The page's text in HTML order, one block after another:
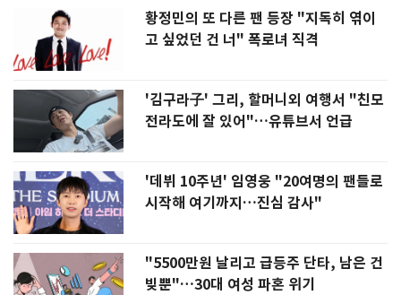
황정민의 또 다른 팬 등장 "지독히 엮이
고 싶었던 건 너" 폭로녀 직격
'김구라子' 그리, 할머니외 여행서 "친모
전라도에 잘 있어"…유튜브서 언급
'데뷔 10주년' 임영웅 "20여명의 팬들로
시작해 여기까지…진심 감사"
"5500만원 날리고 급등주 단타, 남은 건
빚뿐"…30대 여성 파혼 위기